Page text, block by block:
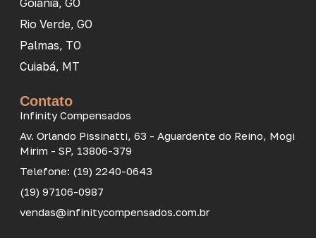
Goiânia, GO
Rio Verde, GO
Palmas, TO
Cuiabá, MT
Contato
Infinity Compensados
Av. Orlando Pissinatti, 63 - Aguardente do Reino, Mogi
Mirim - SP, 13806-379
Telefone: (19) 2240-0643
(19) 97106-0987
vendas@infinitycompensados.com.br